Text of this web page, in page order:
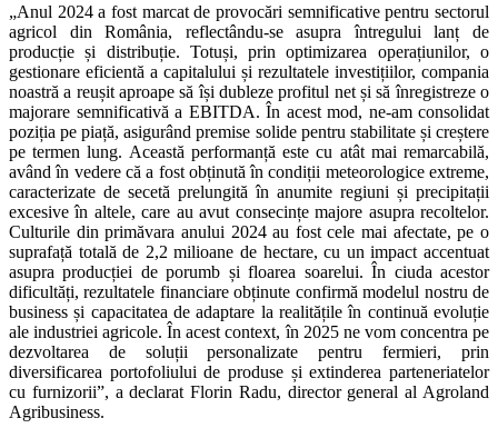
„Anul 2024 a fost marcat de provocări semnificative pentru sectorul
agricol din România, reflectându-se asupra întregului lanț de
producție și distribuție. Totuși, prin optimizarea operațiunilor, o
gestionare eficientă a capitalului și rezultatele investițiilor, compania
noastră a reușit aproape să își dubleze profitul net și să înregistreze o
majorare semnificativă a EBITDA. În acest mod, ne-am consolidat
poziția pe piață, asigurând premise solide pentru stabilitate și creștere
pe termen lung. Această performanță este cu atât mai remarcabilă,
având în vedere că a fost obținută în condiții meteorologice extreme,
caracterizate de secetă prelungită în anumite regiuni și precipitații
excesive în altele, care au avut consecințe majore asupra recoltelor.
Culturile din primăvara anului 2024 au fost cele mai afectate, pe o
suprafață totală de 2,2 milioane de hectare, cu un impact accentuat
asupra producției de porumb și floarea soarelui. În ciuda acestor
dificultăți, rezultatele financiare obținute confirmă modelul nostru de
business și capacitatea de adaptare la realitățile în continuă evoluție
ale industriei agricole. În acest context, în 2025 ne vom concentra pe
dezvoltarea de soluții personalizate pentru fermieri, prin
diversificarea portofoliului de produse și extinderea parteneriatelor
cu furnizorii”, a declarat Florin Radu, director general al Agroland
Agribusiness.